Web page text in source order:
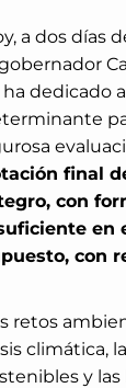
a dos días
ha dedicado
final
con
en
con
retos
climática,
y